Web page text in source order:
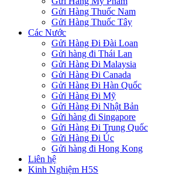
Gửi Hàng Thuốc Nam
Gửi Hàng Thuốc Tây
Các Nước
Gửi Hàng Đi Đài Loan
Gửi hàng đi Thái Lan
Gửi Hàng Đi Malaysia
Gửi Hàng Đi Canada
Gửi Hàng Đi Hàn Quốc
Gửi Hàng Đi Mỹ
Gửi Hàng Đi Nhật Bản
Gửi hàng đi Singapore
Gửi Hàng Đi Trung Quốc
Gửi Hàng Đi Úc
Gửi hàng đi Hong Kong
Liên hệ
Kinh Nghiệm H5S